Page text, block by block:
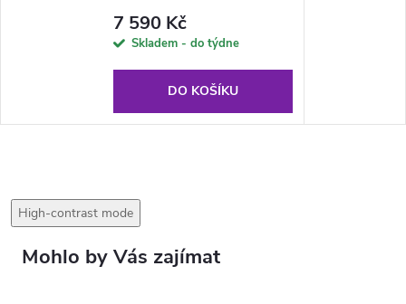
7 590 Kč
Skladem - do týdne
DO KOŠÍKU
High-contrast mode